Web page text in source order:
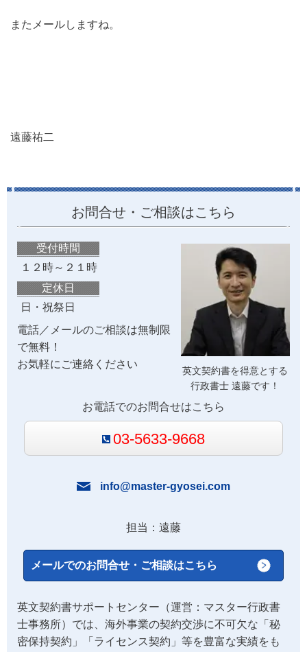
またメールしますね。
遠藤祐二
お問合せ・ご相談はこちら
英文契約書を得意とする
行政書士 遠藤です！
受付時間
１２時～２１時
定休日
日・祝祭日
電話／メールのご相談は無制限
で無料！
お気軽にご連絡ください
お電話でのお問合せはこちら
03-5633-9668
info@master-gyosei.com
担当：遠藤
メールでのお問合せ・ご相談はこちら
英文契約書サポートセンター（運営：マスター行政書
士事務所）では、海外事業の契約交渉に不可欠な「秘
密保持契約」「ライセンス契約」等を豊富な実績をも